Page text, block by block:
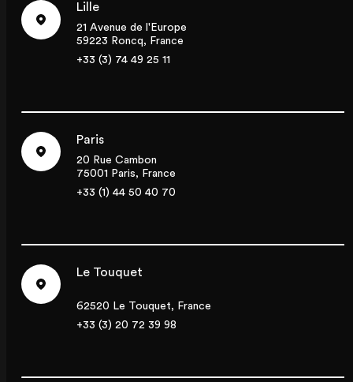
Lille
21 Avenue de l'Europe
59223 Roncq, France
+33 (3) 74 49 25 11
Paris
20 Rue Cambon
75001 Paris, France
+33 (1) 44 50 40 70
Le Touquet
62520 Le Touquet, France
+33 (3) 20 72 39 98